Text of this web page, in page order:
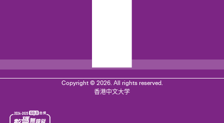
Copyright © 2026. All rights reserved.
香港中文大学